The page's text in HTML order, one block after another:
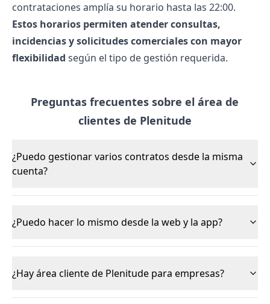
contrataciones amplía su horario hasta las 22:00.
Estos horarios permiten atender consultas,
incidencias y solicitudes comerciales con mayor
flexibilidad según el tipo de gestión requerida.
Preguntas frecuentes sobre el área de
clientes de Plenitude
¿Puedo gestionar varios contratos desde la misma
cuenta?
¿Puedo hacer lo mismo desde la web y la app?
¿Hay área cliente de Plenitude para empresas?